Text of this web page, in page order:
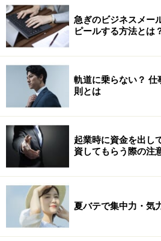
急ぎのビジネスメー
ピールする方法とは
軌道に乗らない？
則とは
起業時に資金を出し
資してもらう際の注
夏バテで集中力・気